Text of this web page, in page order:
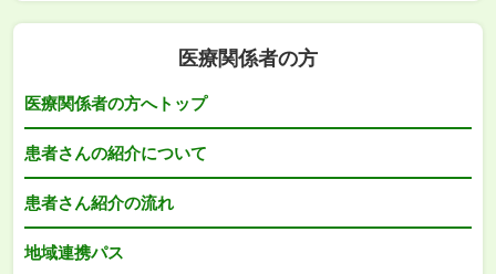
医療関係者の方
医療関係者の方へトップ
患者さんの紹介について
患者さん紹介の流れ
地域連携パス